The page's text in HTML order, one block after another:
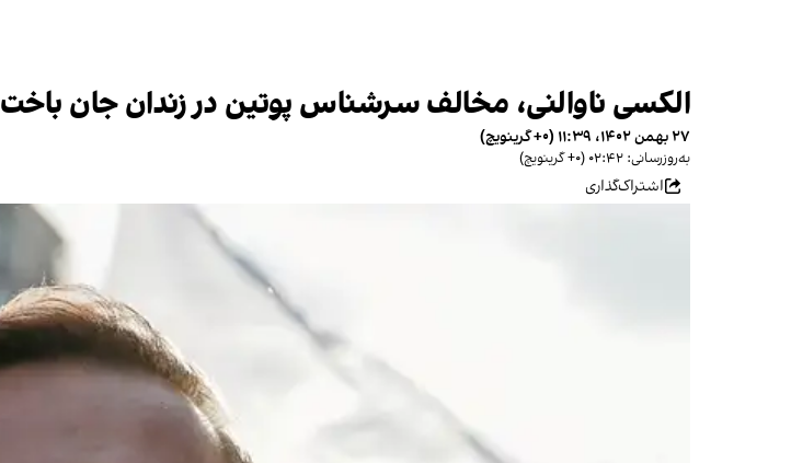
الکسی ناوالنی، مخالف سرشناس پوتین در زندان جان باخت
۲۷ بهمن ۱۴۰۲، ۱۱:۳۹ (‎+۰ گرینویچ)
به‌روزرسانی: ۰۲:۴۲ (‎+۰ گرینویچ)
اشتراک‌گذاری